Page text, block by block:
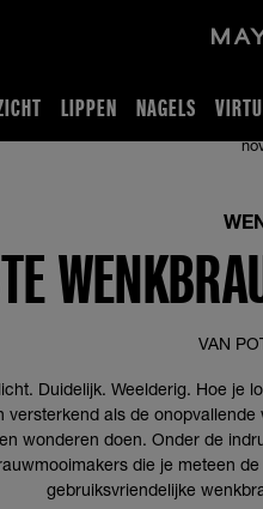
LIPPEN NAGELS
Beste Wenkbrauwmake-up van 2021
VAN
Duidelijk. Weelderig. Hoe je
versterkend als de
wonderen doen. Onder de
die je meteen
gebruiksvriendelijke